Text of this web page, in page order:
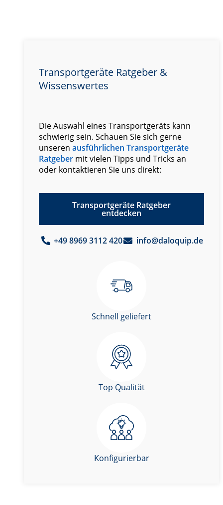
Transportgeräte Ratgeber &
Wissenswertes
Die Auswahl eines Transportgeräts kann
schwierig sein. Schauen Sie sich gerne
unseren ausführlichen Transportgeräte
Ratgeber mit vielen Tipps und Tricks an
oder kontaktieren Sie uns direkt:
Transportgeräte Ratgeber
entdecken
+49 8969 3112 420 info@daloquip.de
Schnell geliefert
Top Qualität
Konfigurierbar